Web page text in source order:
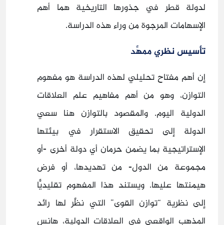
لدولة قطر في جذورها التاريخية هما أهم
الإسهامات المرجوة من وراء هذه الدراسة.
تأسيس نظري ممهِّد
إن أهم مفتاح تحليلي لهذه الدراسة هو مفهوم
التوازن، وهو من أهم مفاهيم علم العلاقات
الدولية اليوم. والمقصود بالتوازن هنا سعي
الدولة إلى تحقيق الاستقرار في بيئتها
الإستراتيجية بما يضمن حرمان أي دولة أخرى -أو
مجموعة من الدول- من تهديدها، أو فرض
هيمنتها عليها. ويستند هذا المفهوم تقليديًّا
إلى نظرية “توازن القوى” التي نظَّر لها رائد
المذهب الواقعي في العلاقات الدولية، هانس